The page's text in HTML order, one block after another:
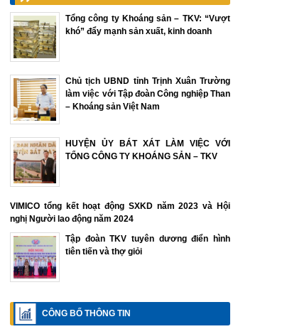
Tổng công ty Khoáng sản – TKV: “Vượt
khó” đẩy mạnh sản xuất, kinh doanh
Chủ tịch UBND tỉnh Trịnh Xuân Trường
làm việc với Tập đoàn Công nghiệp Than
– Khoáng sản Việt Nam
HUYỆN ỦY BÁT XÁT LÀM VIỆC VỚI
TỔNG CÔNG TY KHOÁNG SẢN – TKV
VIMICO tổng kết hoạt động SXKD năm 2023 và Hội
nghị Người lao động năm 2024
Tập đoàn TKV tuyên dương điển hình
tiên tiến và thợ giỏi
CÔNG BỐ THÔNG TIN